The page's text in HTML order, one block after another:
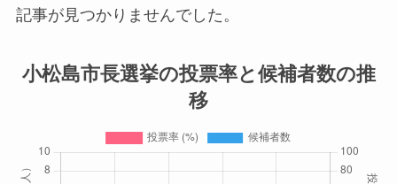
記事が見つかりませんでした。
小松島市長選挙の投票率と候補者数の推
移